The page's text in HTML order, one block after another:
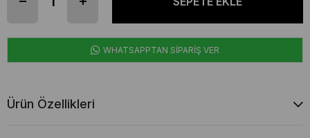
WHATSAPPTAN SİPARİŞ VER
Ürün Özellikleri